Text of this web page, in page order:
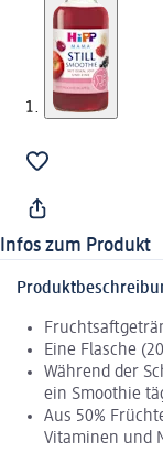
Infos zum Produkt
Eine Flasche
Während der
ein Smoothie
Aus 50%
Vitaminen und